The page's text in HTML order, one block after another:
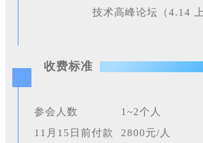
收费标准
参会人数 1~2个人
11月15日前付款
2800元/人